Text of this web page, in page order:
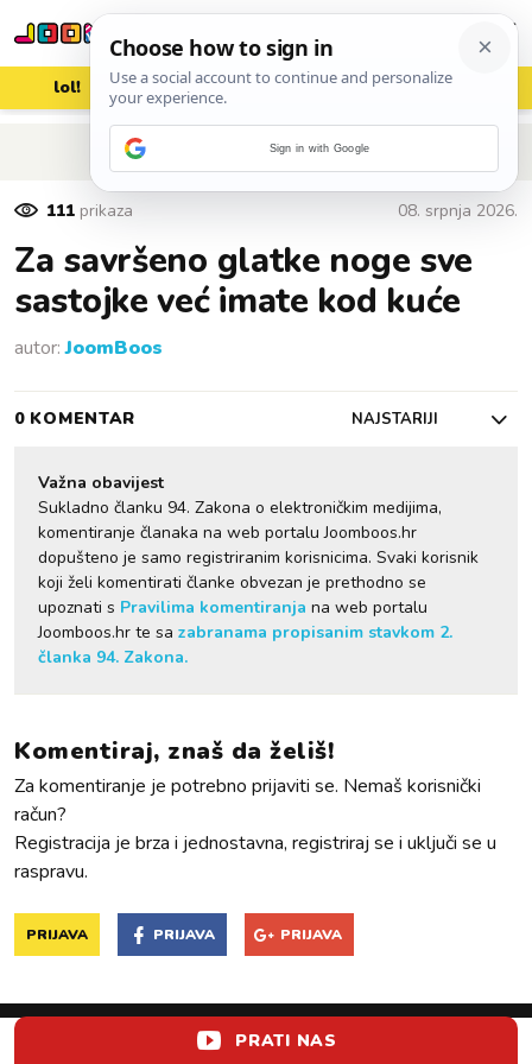
lol! aww vrh! woot?!
POVRATAK NA ČLANAK
111 prikaza 08. srpnja 2026.
Za savršeno glatke noge sve
sastojke već imate kod kuće
autor:JoomBoos
0 KOMENTAR NAJSTARIJI
Važna obavijest
Sukladno članku 94. Zakona o elektroničkim medijima,
komentiranje članaka na web portalu Joomboos.hr
dopušteno je samo registriranim korisnicima. Svaki korisnik
koji želi komentirati članke obvezan je prethodno se
upoznati s Pravilima komentiranja na web portalu
Joomboos.hr te sa zabranama propisanim stavkom 2.
članka 94. Zakona.
Komentiraj, znaš da želiš!
Za komentiranje je potrebno prijaviti se. Nemaš korisnički
račun?
Registracija je brza i jednostavna, registriraj se i uključi se u
raspravu.
PRIJAVA PRIJAVA PRIJAVA
PRATI NAS
Sign in with Google